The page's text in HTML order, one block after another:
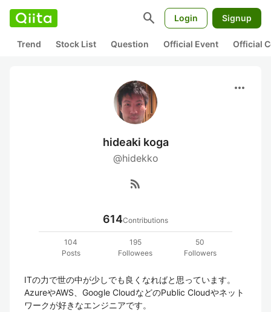
search Login Signup
Trend Stock List Question Official Event Official
more_horiz
hideaki koga
@hidekko
rss_feed
614Contributions
104
Posts
195
Followees
50
Followers
ITの力で世の中が少しでも良くなればと思っています。
AzureやAWS、Google CloudなどのPublic Cloudやネット
ワークが好きなエンジニアです。